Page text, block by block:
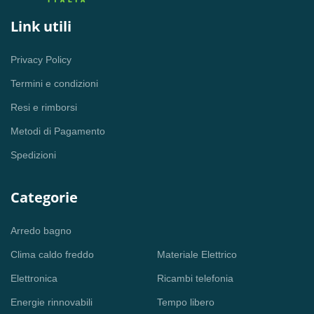
Link utili
Privacy Policy
Termini e condizioni
Resi e rimborsi
Metodi di Pagamento
Spedizioni
Categorie
Arredo bagno
Clima caldo freddo
Elettronica
Energie rinnovabili
Materiale Elettrico
Ricambi telefonia
Tempo libero